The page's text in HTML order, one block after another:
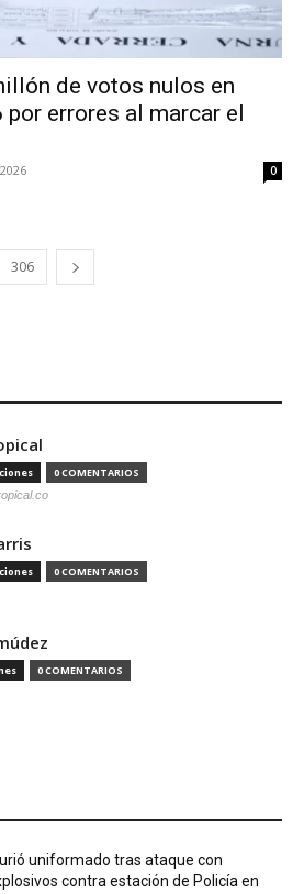
de votos nulos en
errores al marcar el
0
306
0 COMENTARIOS
0 COMENTARIOS
0 COMENTARIOS
uniformado tras ataque con
contra estación de Policía en